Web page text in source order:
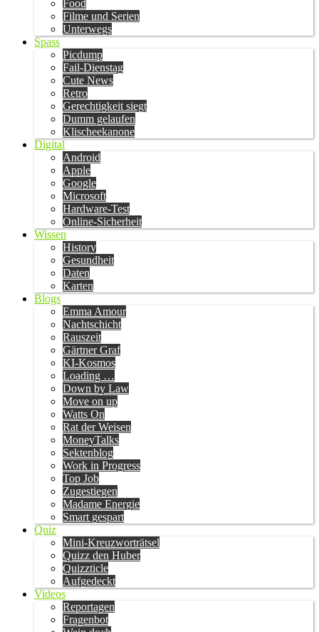
Food
Filme und Serien
Unterwegs
Spass
Picdump
Fail-Dienstag
Cute News
Retro
Gerechtigkeit siegt
Dumm gelaufen
Klischeekanone
Digital
Android
Apple
Google
Microsoft
Hardware-Test
Online-Sicherheit
Wissen
History
Gesundheit
Daten
Karten
Blogs
Emma Amour
Nachtschicht
Rauszeit
Gärtner Graf
KI-Kosmos
Loading …
Down by Law
Move on up
Watts On
Rat der Weisen
MoneyTalks
Sektenblog
Work in Progress
Top Job
Zugestiegen
Madame Energie
Smart gespart
Quiz
Mini-Kreuzworträtsel
Quizz den Huber
Quizzticle
Aufgedeckt
Videos
Reportagen
Fragenbot